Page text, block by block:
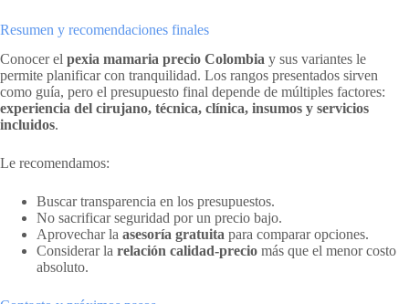
Resumen y recomendaciones finales
Conocer el pexia mamaria precio Colombia y sus variantes le
permite planificar con tranquilidad. Los rangos presentados sirven
como guía, pero el presupuesto final depende de múltiples factores:
experiencia del cirujano, técnica, clínica, insumos y servicios
incluidos.
Le recomendamos:
Buscar transparencia en los presupuestos.
No sacrificar seguridad por un precio bajo.
Aprovechar la asesoría gratuita para comparar opciones.
Considerar la relación calidad-precio más que el menor costo
absoluto.